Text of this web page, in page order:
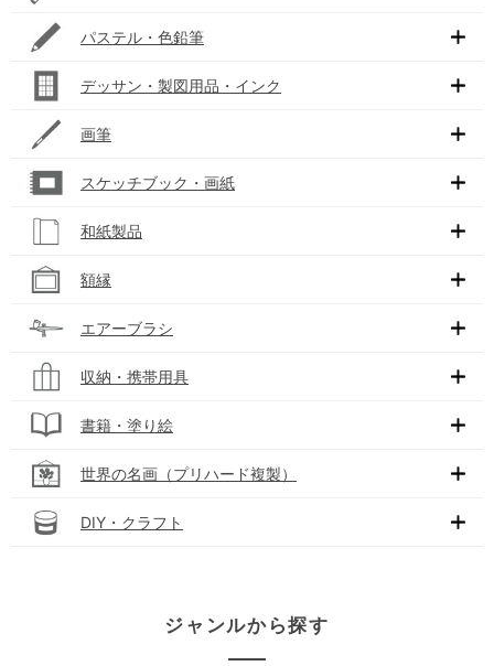
パステル・色鉛筆
デッサン・製図用品・インク
画筆
スケッチブック・画紙
和紙製品
額縁
エアーブラシ
収納・携帯用具
書籍・塗り絵
世界の名画（プリハード複製）
DIY・クラフト
ジャンルから探す